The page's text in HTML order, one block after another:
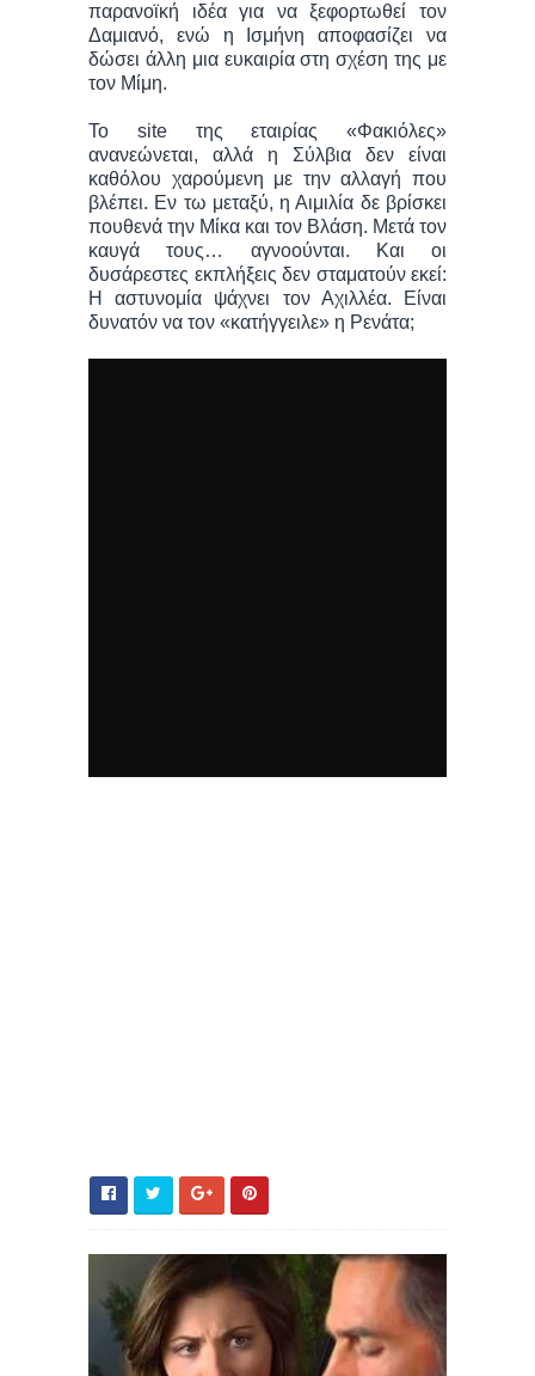
παρανοϊκή ιδέα για να ξεφορτωθεί τον
Δαμιανό, ενώ η Ισμήνη αποφασίζει να
δώσει άλλη μια ευκαιρία στη σχέση της με
τον Μίμη.
Το site της εταιρίας «Φακιόλες»
ανανεώνεται, αλλά η Σύλβια δεν είναι
καθόλου χαρούμενη με την αλλαγή που
βλέπει. Εν τω μεταξύ, η Αιμιλία δε βρίσκει
πουθενά την Μίκα και τον Βλάση. Μετά τον
καυγά τους… αγνοούνται. Και οι
δυσάρεστες εκπλήξεις δεν σταματούν εκεί:
Η αστυνομία ψάχνει τον Αχιλλέα. Είναι
δυνατόν να τον «κατήγγειλε» η Ρενάτα;